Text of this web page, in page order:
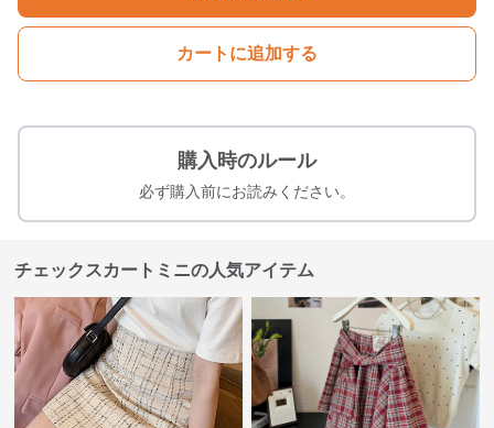
カートに追加する
購入時のルール
必ず購入前にお読みください。
チェックスカートミニの人気アイテム